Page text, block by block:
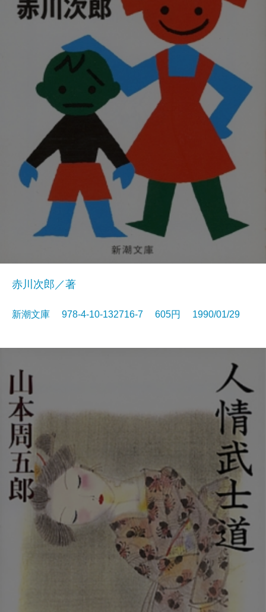
赤川次郎／著
新潮文庫 978-4-10-132716-7 605円 1990/01/29